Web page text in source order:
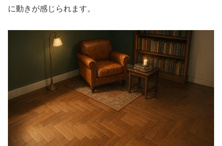
に動きが感じられます。